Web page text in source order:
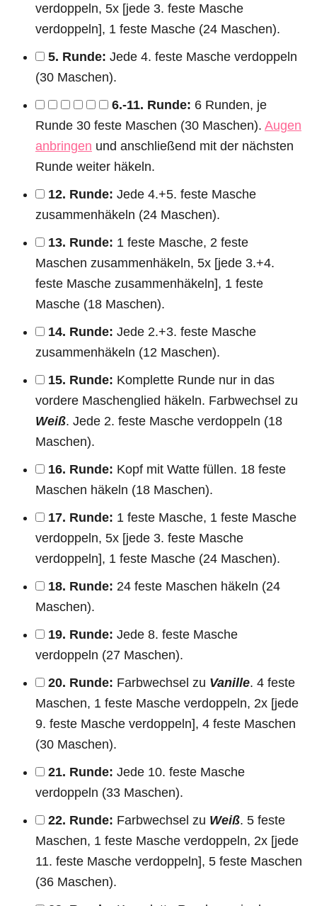
verdoppeln, 5x [jede 3. feste Masche
verdoppeln], 1 feste Masche (24 Maschen).
5. Runde: Jede 4. feste Masche verdoppeln
(30 Maschen).
6.-11. Runde: 6 Runden, je
Runde 30 feste Maschen (30 Maschen). Augen
anbringen und anschließend mit der nächsten
Runde weiter häkeln.
12. Runde: Jede 4.+5. feste Masche
zusammenhäkeln (24 Maschen).
13. Runde: 1 feste Masche, 2 feste
Maschen zusammenhäkeln, 5x [jede 3.+4.
feste Masche zusammenhäkeln], 1 feste
Masche (18 Maschen).
14. Runde: Jede 2.+3. feste Masche
zusammenhäkeln (12 Maschen).
15. Runde: Komplette Runde nur in das
vordere Maschenglied häkeln. Farbwechsel zu
Weiß. Jede 2. feste Masche verdoppeln (18
Maschen).
16. Runde: Kopf mit Watte füllen. 18 feste
Maschen häkeln (18 Maschen).
17. Runde: 1 feste Masche, 1 feste Masche
verdoppeln, 5x [jede 3. feste Masche
verdoppeln], 1 feste Masche (24 Maschen).
18. Runde: 24 feste Maschen häkeln (24
Maschen).
19. Runde: Jede 8. feste Masche
verdoppeln (27 Maschen).
20. Runde: Farbwechsel zu Vanille. 4 feste
Maschen, 1 feste Masche verdoppeln, 2x [jede
9. feste Masche verdoppeln], 4 feste Maschen
(30 Maschen).
21. Runde: Jede 10. feste Masche
verdoppeln (33 Maschen).
22. Runde: Farbwechsel zu Weiß. 5 feste
Maschen, 1 feste Masche verdoppeln, 2x [jede
11. feste Masche verdoppeln], 5 feste Maschen
(36 Maschen).